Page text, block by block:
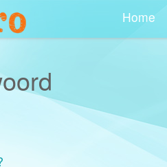
Home